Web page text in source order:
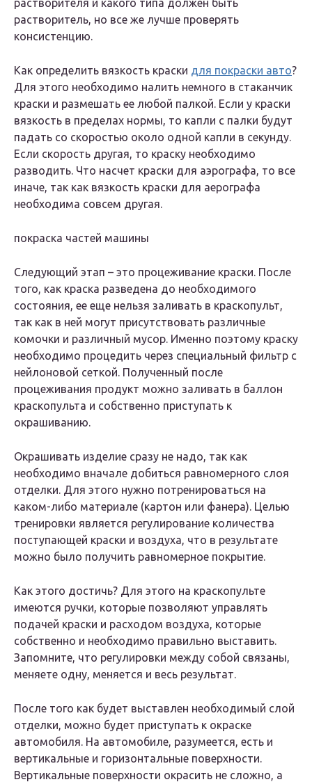
растворителя и какого типа должен быть
растворитель, но все же лучше проверять
консистенцию.
Как определить вязкость краски для покраски авто?
Для этого необходимо налить немного в стаканчик
краски и размешать ее любой палкой. Если у краски
вязкость в пределах нормы, то капли с палки будут
падать со скоростью около одной капли в секунду.
Если скорость другая, то краску необходимо
разводить. Что насчет краски для аэрографа, то все
иначе, так как вязкость краски для аерографа
необходима совсем другая.
покраска частей машины
Следующий этап – это процеживание краски. После
того, как краска разведена до необходимого
состояния, ее еще нельзя заливать в краскопульт,
так как в ней могут присутствовать различные
комочки и различный мусор. Именно поэтому краску
необходимо процедить через специальный фильтр с
нейлоновой сеткой. Полученный после
процеживания продукт можно заливать в баллон
краскопульта и собственно приступать к
окрашиванию.
Окрашивать изделие сразу не надо, так как
необходимо вначале добиться равномерного слоя
отделки. Для этого нужно потренироваться на
каком-либо материале (картон или фанера). Целью
тренировки является регулирование количества
поступающей краски и воздуха, что в результате
можно было получить равномерное покрытие.
Как этого достичь? Для этого на краскопульте
имеются ручки, которые позволяют управлять
подачей краски и расходом воздуха, которые
собственно и необходимо правильно выставить.
Запомните, что регулировки между собой связаны,
меняете одну, меняется и весь результат.
После того как будет выставлен необходимый слой
отделки, можно будет приступать к окраске
автомобиля. На автомобиле, разумеется, есть и
вертикальные и горизонтальные поверхности.
Вертикальные поверхности окрасить не сложно, а